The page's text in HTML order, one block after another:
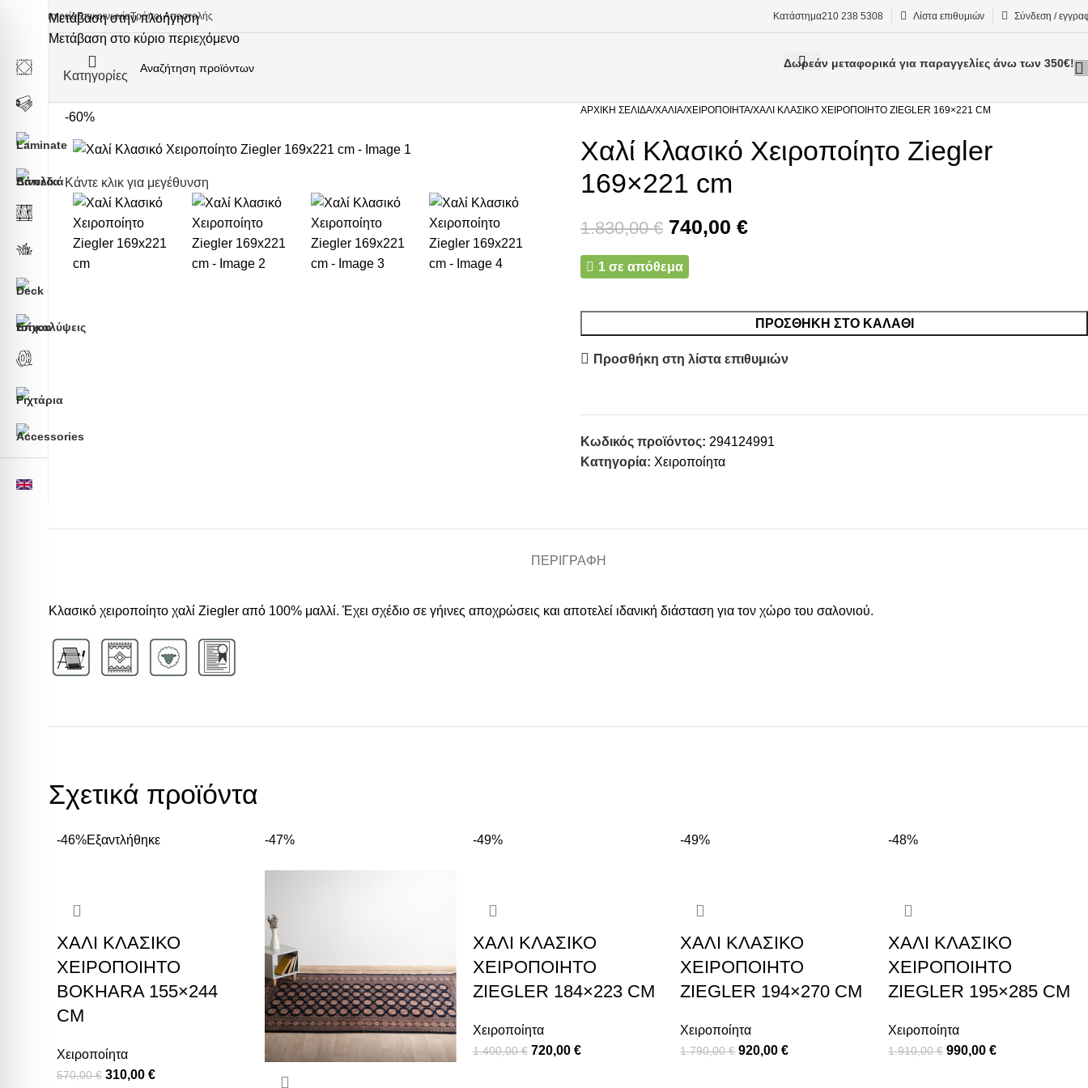
Μετάβαση στην πλοήγηση
Μετάβαση στο κύριο περιεχόμενο
ΕταιρείαΕπικοινωνίαΤρόποι Αποστολής Κατάστημα210 238 5308 Λίστα επιθυμιών Σύνδεση /
Κατηγορίες
Δωρεάν μεταφορικά για παραγγελίες άνω των 350€!
-60%
Κάντε κλικ για μεγέθυνση
ΑΡΧΙΚΉ ΣΕΛΊΔΑ ΧΑΛΙΆ ΧΕΙΡΟΠΟΊΗΤΑ ΧΑΛΊ ΚΛΑΣΙΚΌ ΧΕΙΡΟΠΟΊΗΤΟ ZIEGLER 169×221 CM
Χαλί Κλασικό Χειροποίητο Ziegler
169×221 cm
1.830,00€ 740,00 €
1 σε απόθεμα
ΠΡΟΣΘΉΚΗ ΣΤΟ ΚΑΛΆΘΙ
Προσθήκη στη λίστα επιθυμιών
Κωδικός προϊόντος: 294124991
Κατηγορία: Χειροποίητα
ΠΕΡΙΓΡΑΦΉ
Κλασικό χειροποίητο χαλί Ziegler από 100% μαλλί. Έχει σχέδιο σε γήινες αποχρώσεις και αποτελεί ιδανική διάσταση για τον χώρο του σαλονιού.
Σχετικά προϊόντα
-46%Εξαντλήθηκε
ΧΑΛΊ ΚΛΑΣΙΚΌ
ΧΕΙΡΟΠΟΊΗΤΟ
BOKHARA 155×244
CM
Χειροποίητα
570,00€ 310,00 €
-47% -49%
ΧΑΛΊ ΚΛΑΣΙΚΌ
ΧΕΙΡΟΠΟΊΗΤΟ
ZIEGLER 184×223 CM
Χειροποίητα
1.400,00€ 720,00 €
-49%
ΧΑΛΊ ΚΛΑΣΙΚΌ
ΧΕΙΡΟΠΟΊΗΤΟ
ZIEGLER 194×270 CM
Χειροποίητα
1.790,00€ 920,00€
-48%
ΧΑΛΊ ΚΛΑΣΙΚΌ
ΧΕΙΡΟΠΟΊΗΤΟ
ZIEGLER 195×285 CM
Χειροποίητα
1.910,00€ 990,00€